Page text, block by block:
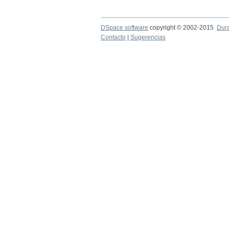
DSpace software copyright © 2002-2015
Contacto
Sugerencias